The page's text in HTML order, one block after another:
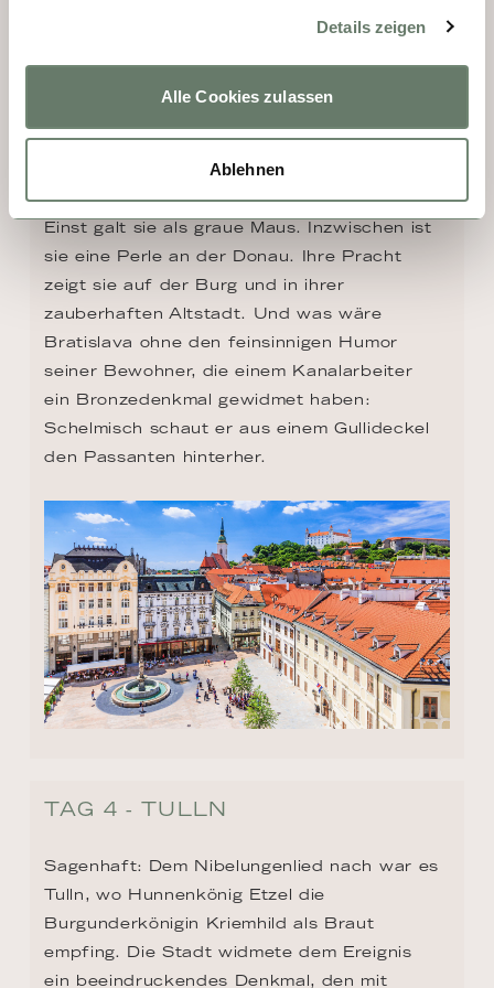
Details zeigen
Alle Cookies zulassen
Ablehnen
TAG 3 - BRATISLAVA
Einst galt sie als graue Maus. Inzwischen ist
sie eine Perle an der Donau. Ihre Pracht
zeigt sie auf der Burg und in ihrer
zauberhaften Altstadt. Und was wäre
Bratislava ohne den feinsinnigen Humor
seiner Bewohner, die einem Kanalarbeiter
ein Bronzedenkmal gewidmet haben:
Schelmisch schaut er aus einem Gullideckel
den Passanten hinterher.
TAG 4 - TULLN
Sagenhaft: Dem Nibelungenlied nach war es
Tulln, wo Hunnenkönig Etzel die
Burgunderkönigin Kriemhild als Braut
empfing. Die Stadt widmete dem Ereignis
ein beeindruckendes Denkmal, den mit